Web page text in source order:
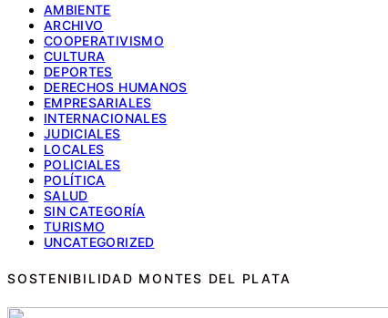
AMBIENTE
ARCHIVO
COOPERATIVISMO
CULTURA
DEPORTES
DERECHOS HUMANOS
EMPRESARIALES
INTERNACIONALES
JUDICIALES
LOCALES
POLICIALES
POLÍTICA
SALUD
SIN CATEGORÍA
TURISMO
UNCATEGORIZED
SOSTENIBILIDAD MONTES DEL PLATA